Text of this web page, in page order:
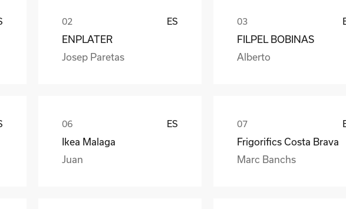
ES
ENPLATER
Josep Paretas
FILPEL BOBINAS
Alberto
ES
Ikea Malaga
Juan
Frigorifics Costa Brava
Marc Banchs